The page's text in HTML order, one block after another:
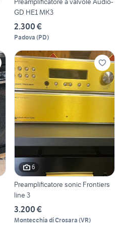
GD HE1 MK3
2.300 €
Padova (PD)
6
Preamplificatore sonic Frontiers
line 3
3.200 €
Montecchia di Crosara (VR)